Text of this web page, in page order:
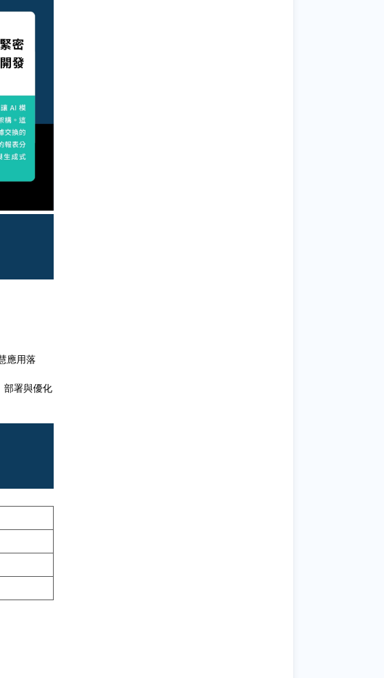
應用落
部署與優化